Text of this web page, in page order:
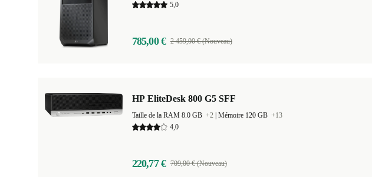
5,0
785,00 € 2 459,00 € (Nouveau)
HP EliteDesk 800 G5 SFF
Taille de la RAM 8.0 GB +2 Mémoire 120 GB +13
4,0
220,77 € 709,00 € (Nouveau)